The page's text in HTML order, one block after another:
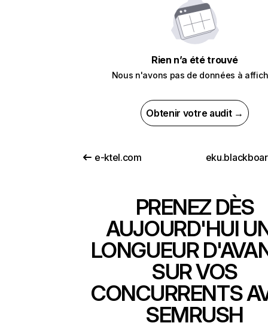
Rien n’a été trouvé
Nous n'avons pas de données à
Obtenir votre audit →
e-ktel.com
PRENEZ DÈS
AUJOURD'HUI
LONGUEUR
SUR VOS
CONCURRENTS
SEMRUSH